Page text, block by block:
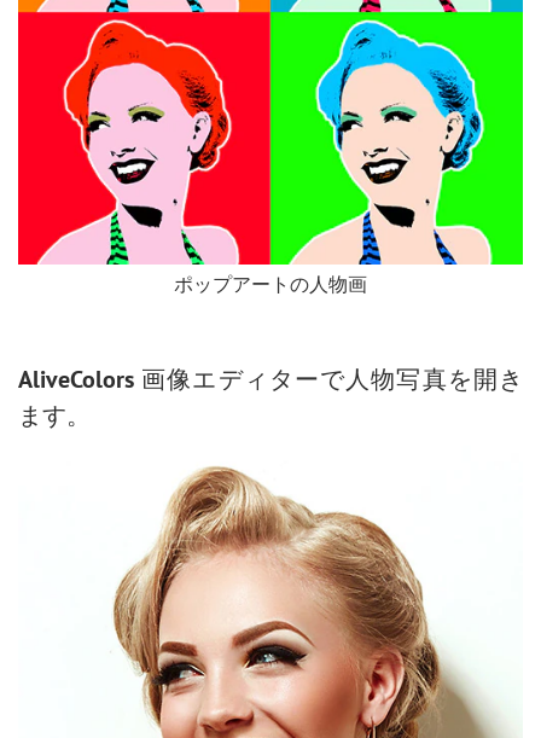
ポップアートの人物画
AliveColors 画像エディターで人物写真を開き
ます。